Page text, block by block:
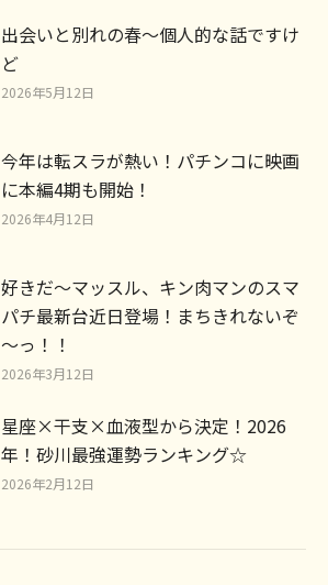
出会いと別れの春～個人的な話ですけ
ど
2026年5月12日
今年は転スラが熱い！パチンコに映画
に本編4期も開始！
2026年4月12日
好きだ〜マッスル、キン肉マンのスマ
パチ最新台近日登場！まちきれないぞ
～っ！！
2026年3月12日
星座×干支×血液型から決定！2026
年！砂川最強運勢ランキング☆
2026年2月12日